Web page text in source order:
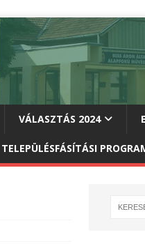
VÁLASZTÁS 2024
TELEPÜLÉSFÁSÍTÁSI